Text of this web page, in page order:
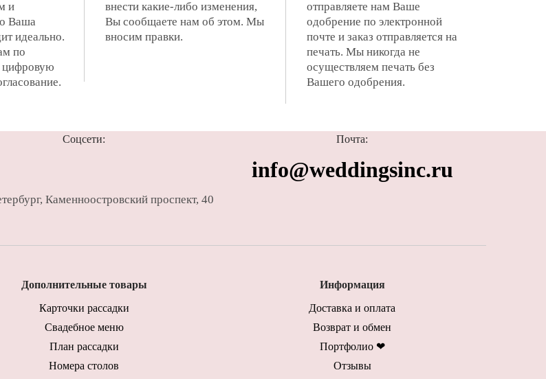
и
Ваша
идеально.
по
цифровую
внести какие-либо изменения,
Вы сообщаете нам об этом. Мы
вносим правки.
отправляете нам Ваше
одобрение по электронной
почте и заказ отправляется на
печать. Мы никогда не
осуществляем печать без
Вашего одобрения.
Соцсети: Почта:
info@weddingsinc.ru
, Каменноостровский проспект, 40
Дополнительные товары
Карточки рассадки
Свадебное меню
План рассадки
Номера столов
Информация
Доставка и оплата
Возврат и обмен
Портфолио ❤︎
Отзывы︎